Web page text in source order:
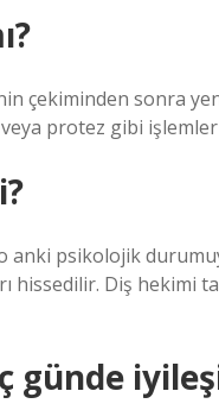
çekiminden sonra
protez gibi işlemler
anki psikolojik
hissedilir. Diş hekimi
günde